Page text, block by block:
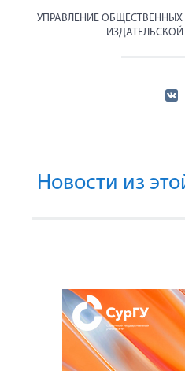
УПРАВЛЕНИЕ
Новости из